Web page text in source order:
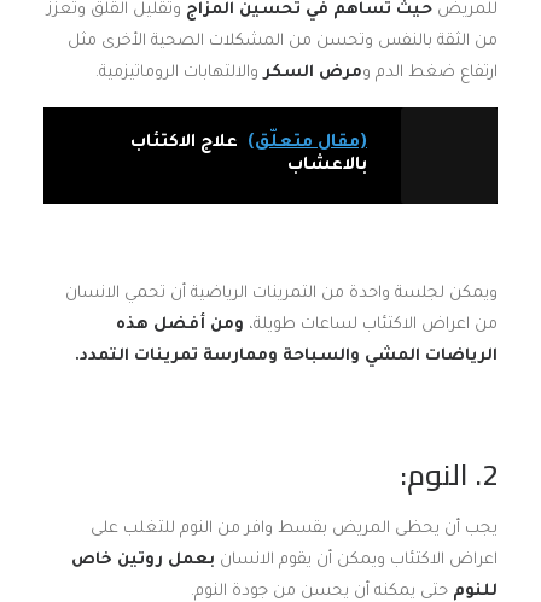
للمريض حيث تساهم في تحسين المزاج وتقليل القلق وتعزز
من الثقة بالنفس وتحسن من المشكلات الصحية الأخرى مثل
ارتفاع ضغط الدم ومرض السكروالالتهابات الروماتيزمية.
(مقال متعلّق)
علاج الاكتئاب
بالاعشاب
ويمكن لجلسة واحدة من التمرينات الرياضية أن تحمي الانسان
من اعراض الاكتئاب لساعات طويلة، ومن أفضل هذه
الرياضات المشي والسباحة وممارسة تمرينات التمدد.
2. النوم:
يجب أن يحظى المريض بقسط وافر من النوم للتغلب على
اعراض الاكتئاب ويمكن أن يقوم الانسان بعمل روتين خاص
للنوم حتى يمكنه أن يحسن من جودة النوم.